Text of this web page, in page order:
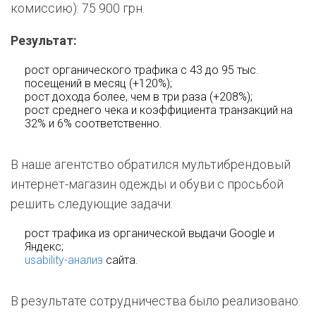
комиссию): 75 900 грн.
Результат:
рост органического трафика с 43 до 95 тыс.
посещений в месяц (+120%);
рост дохода более, чем в три раза (+208%);
рост среднего чека и коэффициента транзакций на
32% и 6% соответственно.
В наше агентство обратился мультибрендовый
интернет-магазин одежды и обуви с просьбой
решить следующие задачи:
рост трафика из органической выдачи Google и
Яндекс;
usability-анализ сайта.
В результате сотрудничества было реализовано: